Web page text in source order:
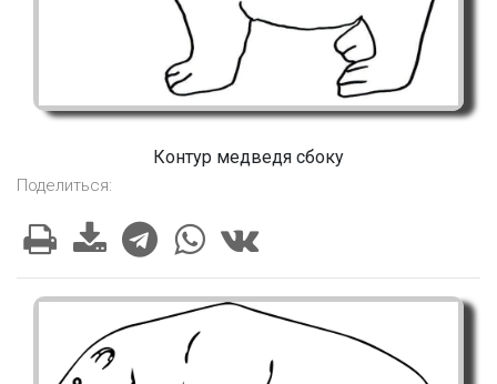
Контур медведя сбоку
Поделиться: